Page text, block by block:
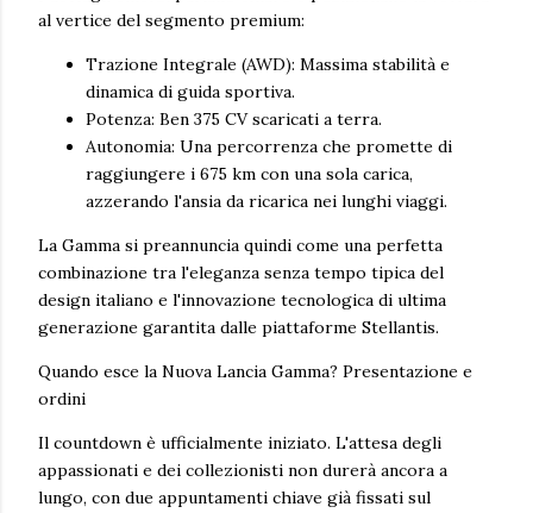
al vertice del segmento premium:
Trazione Integrale (AWD): Massima stabilità e
dinamica di guida sportiva.
Potenza: Ben 375 CV scaricati a terra.
Autonomia: Una percorrenza che promette di
raggiungere i 675 km con una sola carica,
azzerando l'ansia da ricarica nei lunghi viaggi.
La Gamma si preannuncia quindi come una perfetta
combinazione tra l'eleganza senza tempo tipica del
design italiano e l'innovazione tecnologica di ultima
generazione garantita dalle piattaforme Stellantis.
Quando esce la Nuova Lancia Gamma? Presentazione e
ordini
Il countdown è ufficialmente iniziato. L'attesa degli
appassionati e dei collezionisti non durerà ancora a
lungo, con due appuntamenti chiave già fissati sul